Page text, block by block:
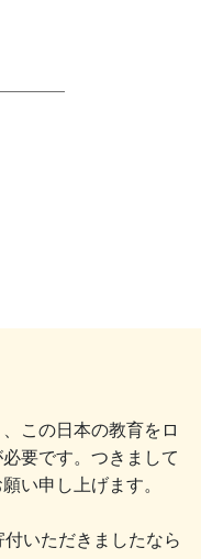
この日本の教育をロ
要です。つきまして
い申し上げます。
いただきましたなら